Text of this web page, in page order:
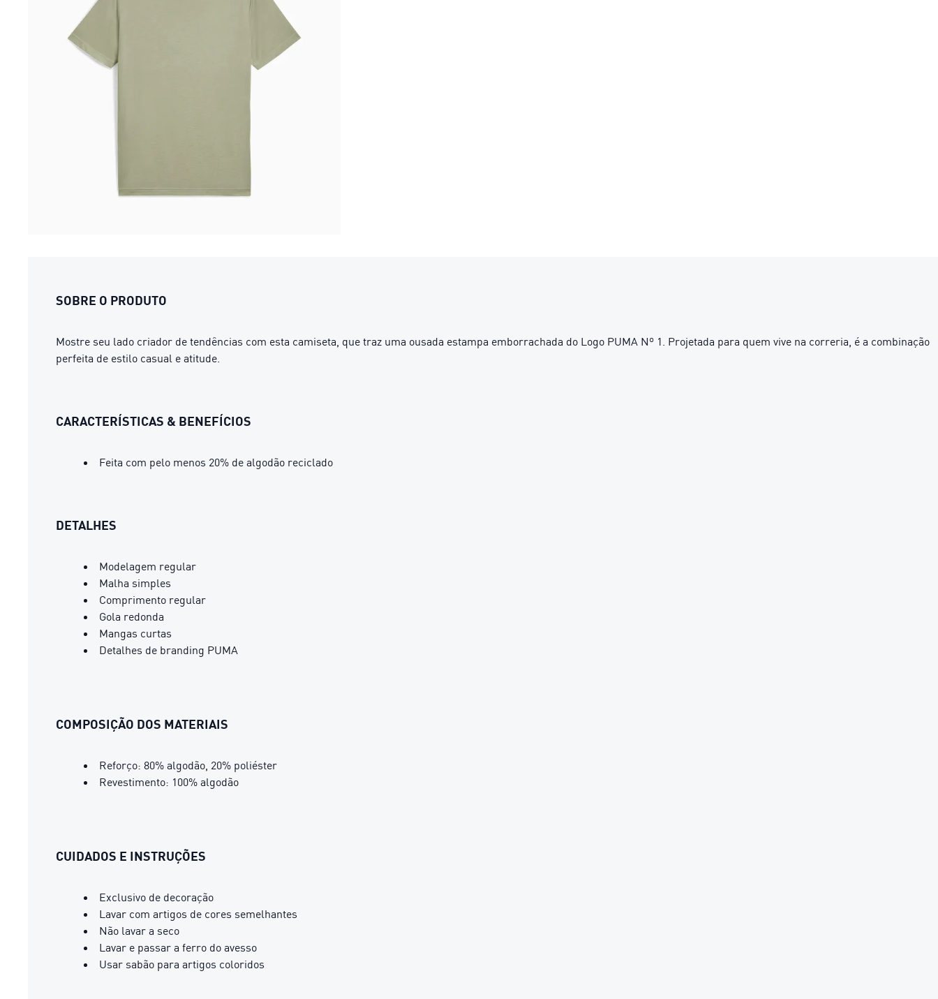
SOBRE O PRODUTO
Mostre seu lado criador de tendências com esta camiseta, que traz uma ousada estampa emborrachada do Logo PUMA Nº 1. Projetada para quem vive na correria, é a combinação
perfeita de estilo casual e atitude.
CARACTERÍSTICAS & BENEFÍCIOS
Feita com pelo menos 20% de algodão reciclado
DETALHES
Modelagem regular
Malha simples
Comprimento regular
Gola redonda
Mangas curtas
Detalhes de branding PUMA
COMPOSIÇÃO DOS MATERIAIS
Reforço: 80% algodão, 20% poliéster
Revestimento: 100% algodão
CUIDADOS E INSTRUÇÕES
Exclusivo de decoração
Lavar com artigos de cores semelhantes
Não lavar a seco
Lavar e passar a ferro do avesso
Usar sabão para artigos coloridos